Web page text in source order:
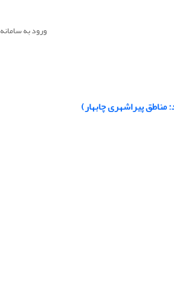
ورود به سامانه
پیراشهری چابهار)